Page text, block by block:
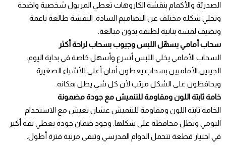
الصدريّة والأكمام بنقشة الكاروهات تعطي المريول شخصية واضحة
وتخلي شكله مختلف عن التصاميم السادة. النقشة طالعة ناعمة
وتضيف لمسة بناتية لطيفة بدون مبالغة.
سحاب أمامي يسهّل اللبس وجيوب بسحاب لراحة أكثر
السحاب الأمامي يخلي اللبس أسرع وأسهل خاصة في بداية اليوم.
الجيبين الأماميين بسحاب يعطون أمان أعلى للأشياء الصغيرة
ويحافظون على الشكل مرتب لأن كل شي يظل بمكانه.
خامة ثابتة اللون ومقاومة للتنميش مع جودة مضمونة
الخامة ثابتة اللون ومقاومة للتنميش عشان تعيش مع الاستخدام
اليومي وتظل محافظة على شكلها. وجود ضمان جودة يعطي ثقة أكبر
في اختيار قطعة تتحمل الدوام المدرسي وتبقى مرتبة فترة أطول.